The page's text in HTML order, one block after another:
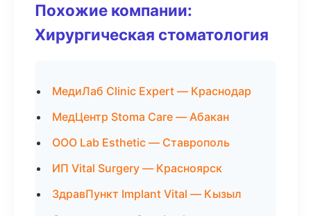
Похожие компании:
Хирургическая стоматология
МедиЛаб Clinic Expert — Краснодар
МедЦентр Stoma Care — Абакан
ООО Lab Esthetic — Ставрополь
ИП Vital Surgery — Красноярск
ЗдравПункт Implant Vital — Кызыл